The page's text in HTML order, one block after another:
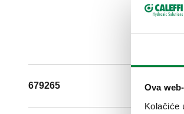
Ova
Kolačiće
679265